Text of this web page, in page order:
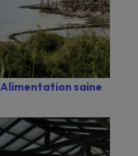
Alimentation saine